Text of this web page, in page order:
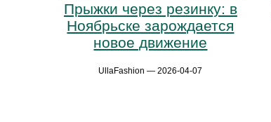
Прыжки через резинку: в
Ноябрьске зарождается
новое движение
UllaFashion — 2026-04-07